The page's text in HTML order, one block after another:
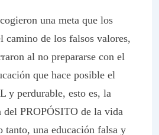
una meta que los
camino de los falsos valores,
al no prepararse con el
que hace posible el
y perdurable, esto es, la
del PROPÓSITO de la vida
tanto, una educación falsa y